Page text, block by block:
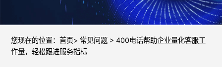
您现在的位置： 首页> 常见问题> 400电话帮助企业量化客服工
作量，轻松跟进服务指标